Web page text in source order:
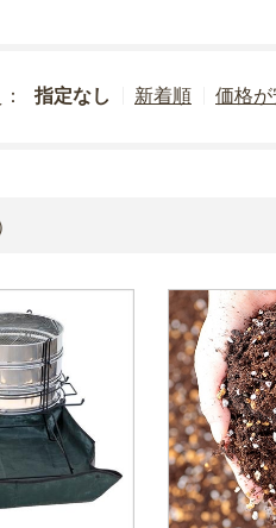
指定なし 新着順 価格